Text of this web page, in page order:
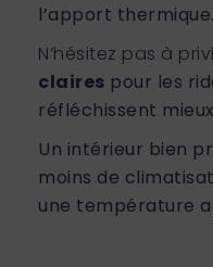
l’apport thermique.
N’hésitez pas à
claires pour les
réfléchissent
Un intérieur bien
moins de
une température